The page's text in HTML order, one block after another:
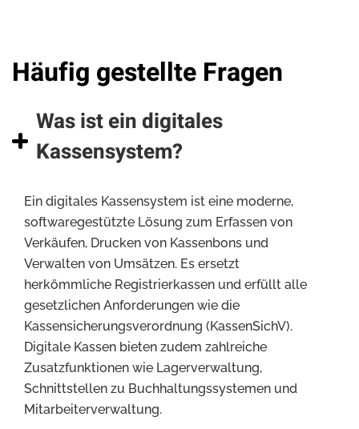
Häufig gestellte Fragen
Was ist ein digitales
Kassensystem?
Ein digitales Kassensystem ist eine moderne,
softwaregestützte Lösung zum Erfassen von
Verkäufen, Drucken von Kassenbons und
Verwalten von Umsätzen. Es ersetzt
herkömmliche Registrierkassen und erfüllt alle
gesetzlichen Anforderungen wie die
Kassensicherungsverordnung (KassenSichV).
Digitale Kassen bieten zudem zahlreiche
Zusatzfunktionen wie Lagerverwaltung,
Schnittstellen zu Buchhaltungssystemen und
Mitarbeiterverwaltung.